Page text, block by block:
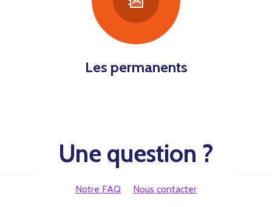
Les permanents
Une question ?
Notre FAQ Nous contacter